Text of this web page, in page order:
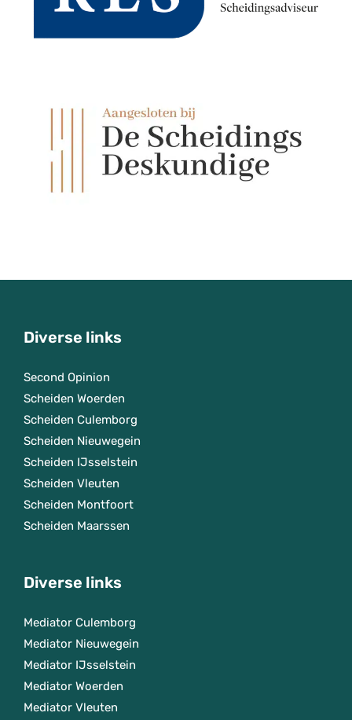
Diverse links
Second Opinion
Scheiden Woerden
Scheiden Culemborg
Scheiden Nieuwegein
Scheiden IJsselstein
Scheiden Vleuten
Scheiden Montfoort
Scheiden Maarssen
Diverse links
Mediator Culemborg
Mediator Nieuwegein
Mediator IJsselstein
Mediator Woerden
Mediator Vleuten